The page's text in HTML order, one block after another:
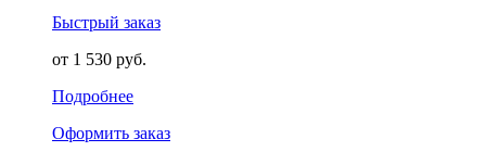
Быстрый заказ
от 1 530 руб.
Подробнее
Оформить заказ